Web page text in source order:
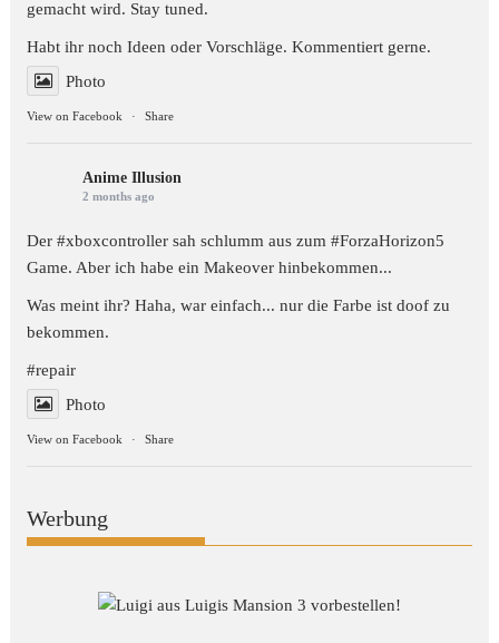
gemacht wird. Stay tuned.
Habt ihr noch Ideen oder Vorschläge. Kommentiert gerne.
Photo
View on Facebook · Share
Anime Illusion
2 months ago
Der #xboxcontroller sah schlumm aus zum#ForzaHorizon5
Game. Aber ich habe ein Makeover hinbekommen...
Was meint ihr? Haha, war einfach... nur die Farbe ist doof zu
bekommen.
#repair
Photo
View on Facebook · Share
Werbung